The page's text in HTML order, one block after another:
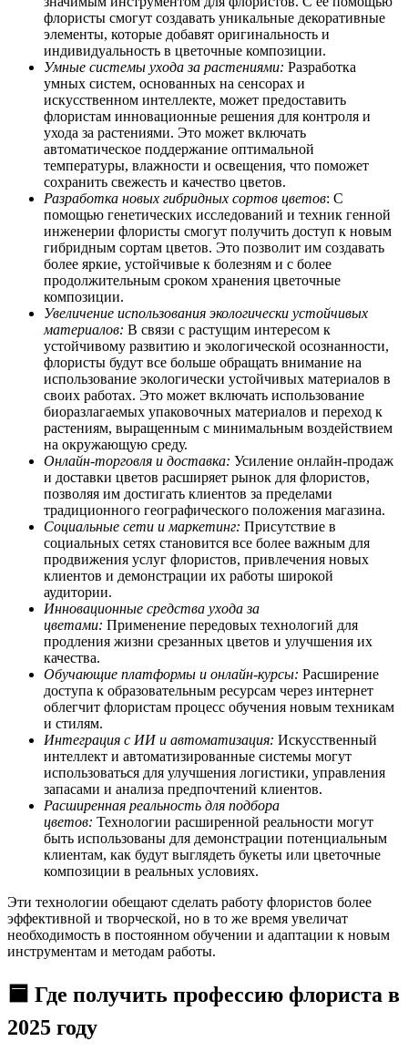
флористы смогут создавать уникальные декоративные
элементы, которые добавят оригинальность и
индивидуальность в цветочные композиции.
Умные системы ухода за растениями: Разработка
умных систем, основанных на сенсорах и
искусственном интеллекте, может предоставить
флористам инновационные решения для контроля и
ухода за растениями. Это может включать
автоматическое поддержание оптимальной
температуры, влажности и освещения, что поможет
сохранить свежесть и качество цветов.
Разработка новых гибридных сортов цветов: С
помощью генетических исследований и техник генной
инженерии флористы смогут получить доступ к новым
гибридным сортам цветов. Это позволит им создавать
более яркие, устойчивые к болезням и с более
продолжительным сроком хранения цветочные
композиции.
Увеличение использования экологически устойчивых
материалов: В связи с растущим интересом к
устойчивому развитию и экологической осознанности,
флористы будут все больше обращать внимание на
использование экологически устойчивых материалов в
своих работах. Это может включать использование
биоразлагаемых упаковочных материалов и переход к
растениям, выращенным с минимальным воздействием
на окружающую среду.
Онлайн-торговля и доставка: Усиление онлайн-продаж
и доставки цветов расширяет рынок для флористов,
позволяя им достигать клиентов за пределами
традиционного географического положения магазина.
Социальные сети и маркетинг: Присутствие в
социальных сетях становится все более важным для
продвижения услуг флористов, привлечения новых
клиентов и демонстрации их работы широкой
аудитории.
Инновационные средства ухода за
цветами: Применение передовых технологий для
продления жизни срезанных цветов и улучшения их
качества.
Обучающие платформы и онлайн-курсы: Расширение
доступа к образовательным ресурсам через интернет
облегчит флористам процесс обучения новым техникам
и стилям.
Интеграция с ИИ и автоматизация: Искусственный
интеллект и автоматизированные системы могут
использоваться для улучшения логистики, управления
запасами и анализа предпочтений клиентов.
Расширенная реальность для подбора
цветов: Технологии расширенной реальности могут
быть использованы для демонстрации потенциальным
клиентам, как будут выглядеть букеты или цветочные
композиции в реальных условиях.
Эти технологии обещают сделать работу флористов более
эффективной и творческой, но в то же время увеличат
необходимость в постоянном обучении и адаптации к новым
инструментам и методам работы.
🟦 Где получить профессию флориста в
2025 году